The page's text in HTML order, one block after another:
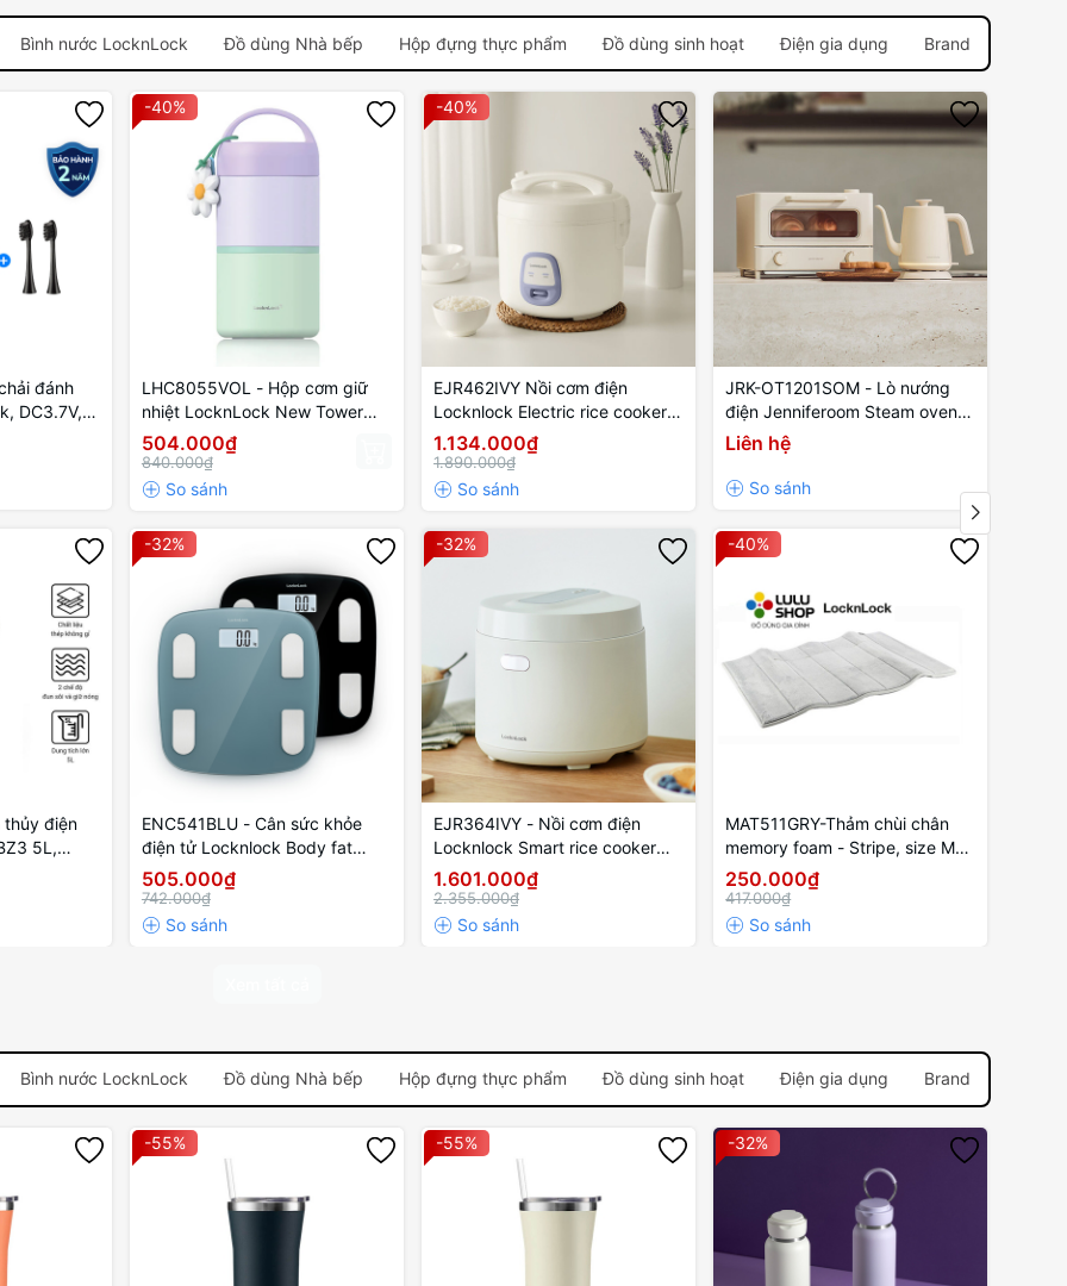
Bình nước LocknLock Đồ dùng Nhà bếp Hộp đựng thực phẩm Đồ dùng sinh hoạt Điện gia dụng Brand
đánh
DC3.7V,
không
-40%
LHC8055VOL - Hộp cơm giữ
nhiệt LocknLock New Tower
Vacuum Lunch box (330ml,
520ml) - Màu tím
504.000₫
840.000₫
-40%
EJR462IVY Nồi cơm điện
Locknlock Electric rice cooker
220V, 50Hz, 700W, 1.8L - Màu
ngà
1.134.000₫
1.890.000₫
JRK-OT1201SOM - Lò nướng
điện Jenniferoom Steam oven
toaster 220 V~, 50 Hz, 1000 W,
12 L - Màu be
Liên hệ
thủy điện
5L,
công
"
-32%
ENC541BLU - Cân sức khỏe
điện tử Locknlock Body fat
scale 310x300x21mm, 180kg -
Màu xanh
505.000₫
742.000₫
-32%
EJR364IVY - Nồi cơm điện
Locknlock Smart rice cooker
220V, 50Hz, 400W, 1.0L- Màu
ngà
1.601.000₫
2.355.000₫
-40%
MAT511GRY-Thảm chùi chân
memory foam - Stripe, size M-
460*700-15, màu xám.
250.000₫
417.000₫
Bình nước LocknLock Đồ dùng Nhà bếp Hộp đựng thực phẩm Đồ dùng sinh hoạt Điện gia dụng Brand
-55% -55% -32%